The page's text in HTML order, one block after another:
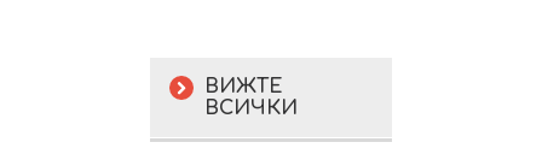
ВИЖТЕ
ВСИЧКИ